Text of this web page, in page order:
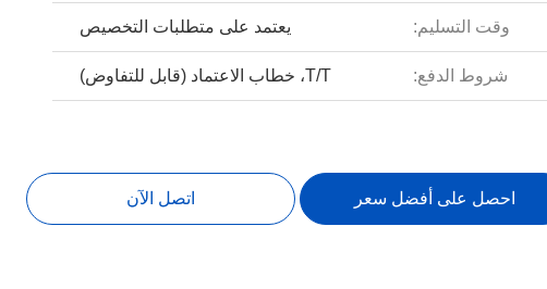
وقت التسليم: يعتمد على متطلبات التخصيص
شروط الدفع: T/T، خطاب الاعتماد (قابل للتفاوض)
احصل على أفضل سعر اتصل الآن